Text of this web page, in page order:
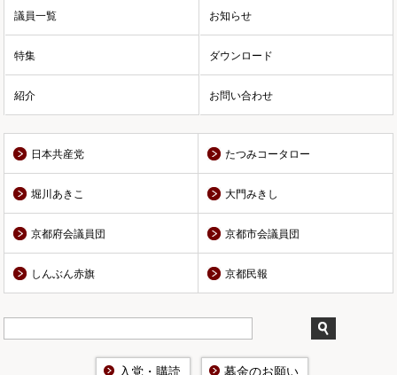
議員一覧 お知らせ
特集 ダウンロード
紹介 お問い合わせ
日本共産党 たつみコータロー
堀川あきこ 大門みきし
京都府会議員団 京都市会議員団
しんぶん赤旗 京都民報
入党・購読 募金のお願い